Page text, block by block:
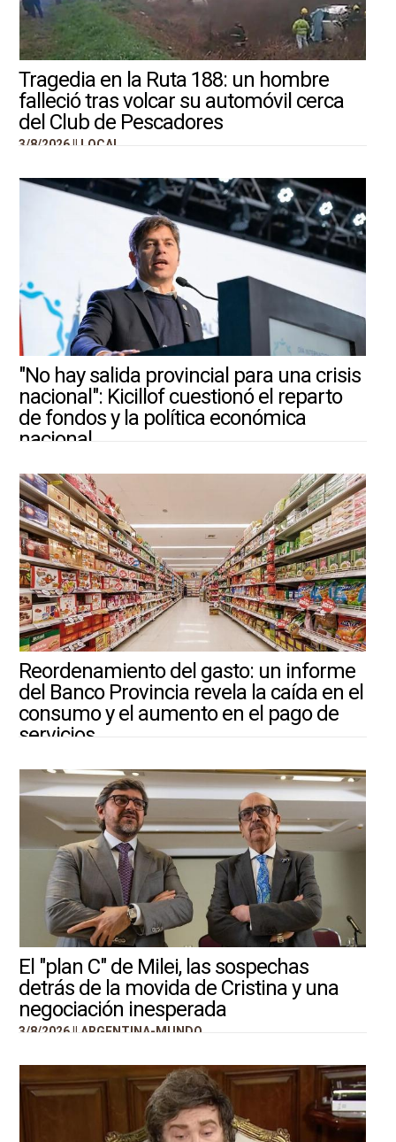
Tragedia en la Ruta 188: un hombre
falleció tras volcar su automóvil cerca
del Club de Pescadores
3/8/2026 || LOCAL
"No hay salida provincial para una crisis
nacional": Kicillof cuestionó el reparto
de fondos y la política económica
nacional
Reordenamiento del gasto: un informe
del Banco Provincia revela la caída en el
consumo y el aumento en el pago de
servicios
El "plan C" de Milei, las sospechas
detrás de la movida de Cristina y una
negociación inesperada
3/8/2026 || ARGENTINA-MUNDO